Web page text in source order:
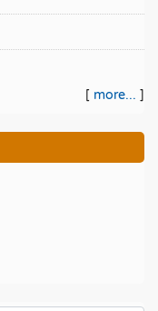
[ more... ]